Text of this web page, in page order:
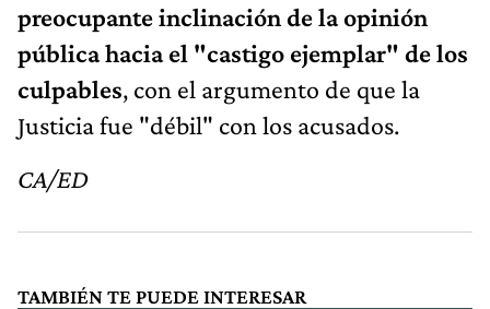
preocupante inclinación de la opinión
pública hacia el "castigo ejemplar" de los
culpables, con el argumento de que la
Justicia fue "débil" con los acusados.
CA/ED
TAMBIÉN TE PUEDE INTERESAR